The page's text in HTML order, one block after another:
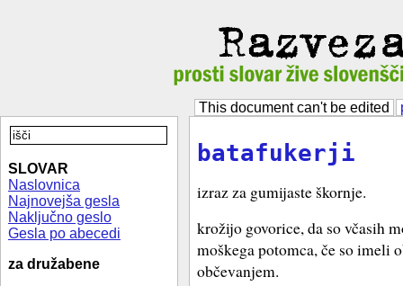
This document can't be edited
SLOVAR
Naslovnica
Najnovejša gesla
Naključno geslo
Gesla po abecedi
za družabene
batafukerji
izraz za gumijaste škornje.
krožijo govorice, da so včasih
moškega potomca, če so imeli
občevanjem.